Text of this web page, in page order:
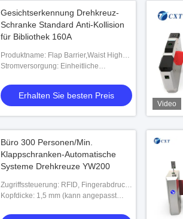
Gesichtserkennung Drehkreuz-
Schranke Standard Anti-Kollision
für Bibliothek 160A
Produktname: Flap Barrier,Waist High
Speed Lane Gate/Swing Barrier
Zugriffskontro
Stromversorgung: Einheitliche
Elektrofahrzeugen
Erhalten Sie besten Preis
Video
Büro 300 Personen/Min.
Klappschranken-Automatische
Systeme Drehkreuze YW200
Zugriffssteuerung: RFID, Fingerabdruck,
Barcode, ESD, Token
Kopfdicke: 1,5 mm (kann angepasst